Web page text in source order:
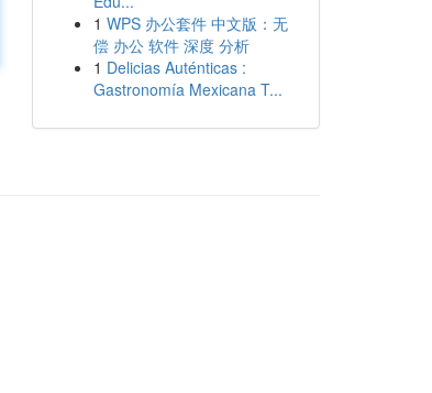
1 WPS 办公套件 中文版：无
偿 办公 软件 深度 分析
1 Delicias Auténticas :
Gastronomía Mexicana T...